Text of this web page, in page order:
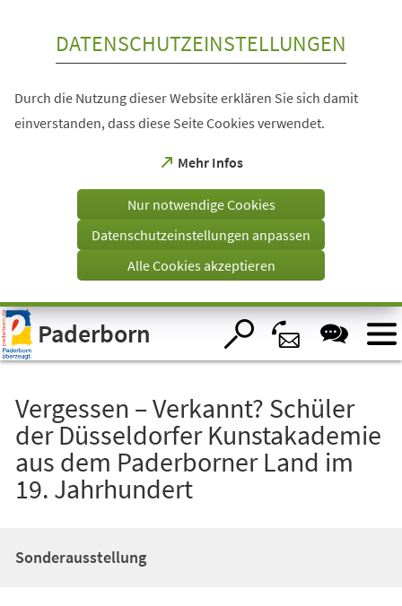
Visuelle
Assistenzsoftware
öffnen.
DATENSCHUTZEINSTELLUNGEN
Durch die Nutzung dieser Website erklären Sie sich damit
einverstanden, dass diese Seite Cookies verwendet.
Mehr Infos
(Öffnet
einem
Tab)
Nur notwendige Cookies
Datenschutzeinstellungen anpassen
Alle Cookies akzeptieren
Paderborn
Vergessen – Verkannt? Schüler
der Düsseldorfer Kunstakademie
aus dem Paderborner Land im
19. Jahrhundert
Sonderausstellung